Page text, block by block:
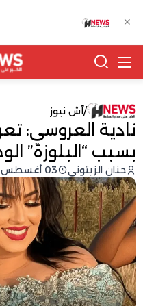
/آش نيوز
نادية العروسي:
بسبب “البلوزة”
حنان الزيتوني 03 أغسطس 2024 - 00:00
✕